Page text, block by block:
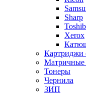
Sharp
Xerox
Картриджи
Матричные
Тонеры
Чернила
ЗИП